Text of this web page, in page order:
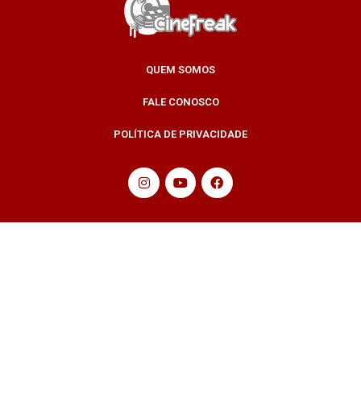
QUEM SOMOS
FALE CONOSCO
POLÍTICA DE PRIVACIDADE